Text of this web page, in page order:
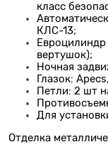
класс
КЛС-13;
вертушок);
Ночная
Глазок:
Петли: 2 шт
Для
Отделка